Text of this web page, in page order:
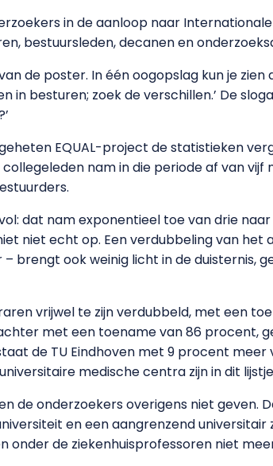
in de aanloop naar
bestuursleden, decanen en
de poster. In één oogopslag kun je
in besturen; zoek de verschillen.’ De
EQUAL-project de statistieken
nam in die periode af van vijf
dat nam exponentieel toe van drie
niet echt op. Een verdubbeling van het
brengt ook weinig licht in de duisternis,
vrijwel te zijn verdubbeld, met een
met een toename van 86 procent,
de TU Eindhoven met 9 procent
medische centra zijn in dit
de onderzoekers overigens niet geven.
en een aangrenzend universitair
onder de ziekenhuisprofessoren niet